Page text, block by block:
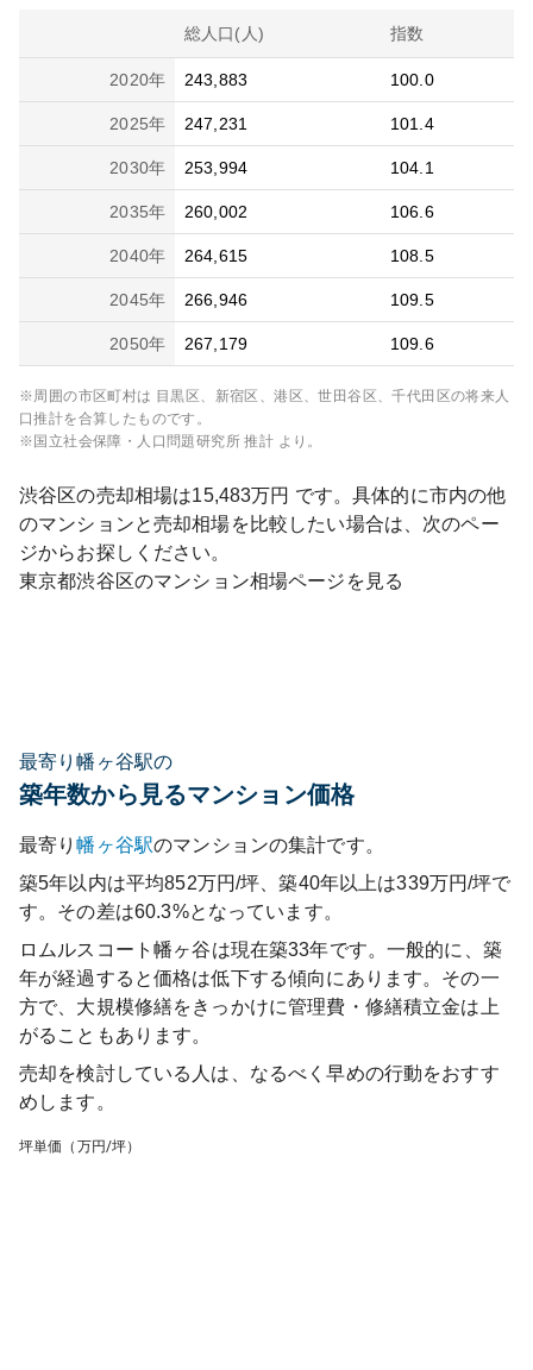
総人口(人) 指数
2020年 243,883 100.0
2025年 247,231 101.4
2030年 253,994 104.1
2035年 260,002 106.6
2040年 264,615 108.5
2045年 266,946 109.5
2050年 267,179 109.6
※周囲の市区町村は 目黒区、新宿区、港区、世田谷区、千代田区の将来人
口推計を合算したものです。
※国立社会保障・人口問題研究所 推計 より。
渋谷区の売却相場は15,483万円 です。具体的に市内の他
のマンションと売却相場を比較したい場合は、次のペー
ジからお探しください。
東京都渋谷区のマンション相場ページを見る
最寄り幡ヶ谷駅の
築年数から見るマンション価格
最寄り幡ヶ谷駅のマンションの集計です。
築5年以内は平均852万円/坪、築40年以上は339万円/坪で
す。その差は60.3%となっています。
ロムルスコート幡ヶ谷は現在築33年です。一般的に、築
年が経過すると価格は低下する傾向にあります。その一
方で、大規模修繕をきっかけに管理費・修繕積立金は上
がることもあります。
売却を検討している人は、なるべく早めの行動をおすす
めします。
坪単価（万円/坪）